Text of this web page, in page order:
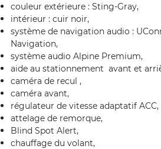
couleur extérieure : Sting-Gray,
intérieur : cuir noir,
système de navigation audio :
Navigation,
système audio Alpine Premium,
aide au stationnement avant et
caméra de recul ,
caméra avant,
régulateur de vitesse adaptatif ACC,
attelage de remorque,
Blind Spot Alert,
chauffage du volant,